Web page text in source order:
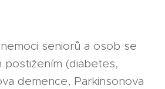
seniorů a osob se
postižením (diabetes,
demence, Parkinsonova